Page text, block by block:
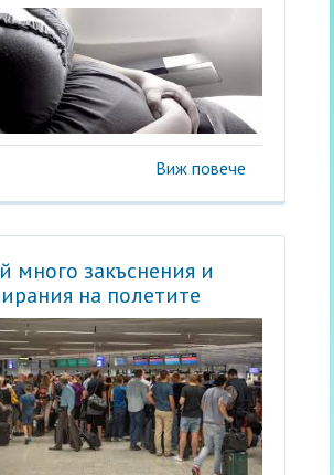
Виж повече
много закъснения и
на полетите